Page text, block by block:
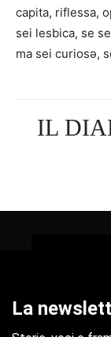
capita, riflessa,
sei lesbica, se
ma sei curiosə,
IL